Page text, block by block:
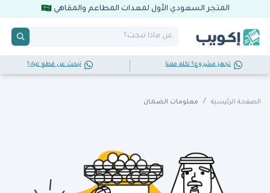
المتجر السعودي الأول لمعدات المطاعم والمقاهي
تجهز مشروع؟ تكلم معنا تبحث عن قطع غيار؟
الصفحة الرئيسية معلومات الضمان